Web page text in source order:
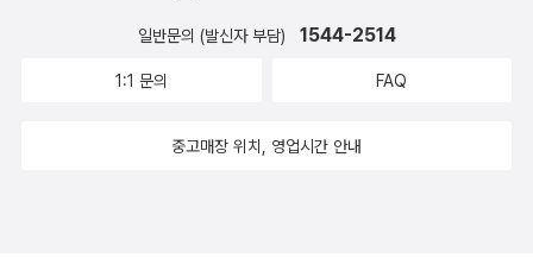
일반문의 (발신자 부담) 1544-2514
1:1 문의 FAQ
중고매장 위치, 영업시간 안내